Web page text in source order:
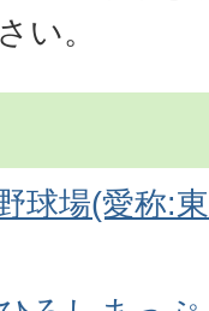
い。
球場(愛称: